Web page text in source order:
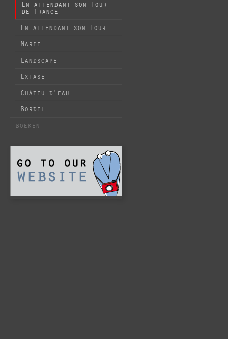
En attendant son Tour
de France
En attendant son Tour
Marie
Landscape
Extase
Châteu d'eau
Bordel
boeken